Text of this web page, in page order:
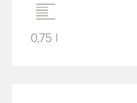
0,75 l